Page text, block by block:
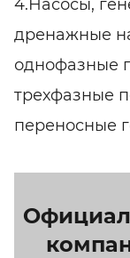
4.Насосы,
дренажные
однофазные
трехфазные
переносные